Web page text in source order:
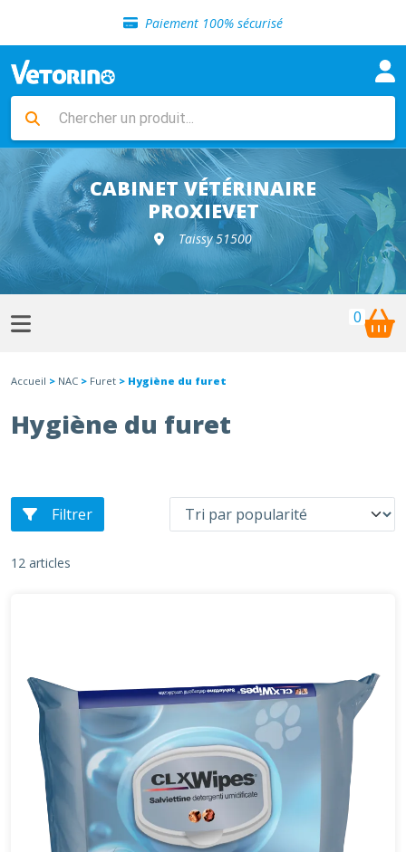
Paiement 100% sécurisé
Livraison gratuite en clinique vétérinaire
Sélection de croquettes vétérinaire
Livraison gratuite en clinique vétérinaire
Retour gratuit en clinique
Sélection de croquettes vétérinaire
CABINET VÉTÉRINAIRE
PROXIEVET
Taissy 51500
0
Accueil > NAC > Furet > Hygiène du furet
Hygiène du furet
Filtrer
12 articles